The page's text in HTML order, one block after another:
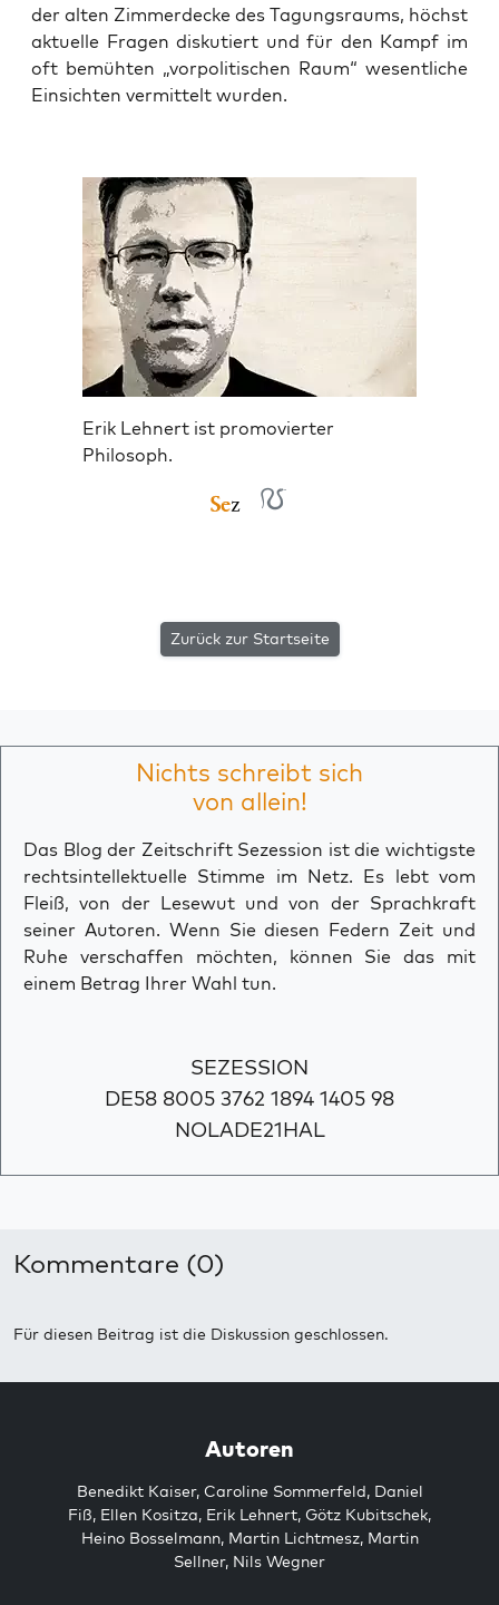
der alten Zim­mer­de­cke des Tagungs­raums, höchst
aktu­el­le Fra­gen dis­ku­tiert und für den Kampf im
oft bemüh­ten „vor­po­li­ti­schen Raum“ wesent­li­che
Ein­sich­ten ver­mit­telt wurden.
Erik Lehnert ist promovierter
Philosoph.
Zurück zur Startseite
Nichts schreibt sich
von allein!
Das Blog der Zeitschrift Sezession ist die wichtigste
rechtsintellektuelle Stimme im Netz. Es lebt vom
Fleiß, von der Lesewut und von der Sprachkraft
seiner Autoren. Wenn Sie diesen Federn Zeit und
Ruhe verschaffen möchten, können Sie das mit
einem Betrag Ihrer Wahl tun.
SEZESSION
DE58 8005 3762 1894 1405 98
NOLADE21HAL
Kommentare (0)
Für diesen Beitrag ist die Diskussion geschlossen.
Autoren
Benedikt Kaiser, Caroline Sommerfeld, Daniel
Fiß, Ellen Kositza, Erik Lehnert, Götz Kubitschek,
Heino Bosselmann, Martin Lichtmesz, Martin
Sellner, Nils Wegner